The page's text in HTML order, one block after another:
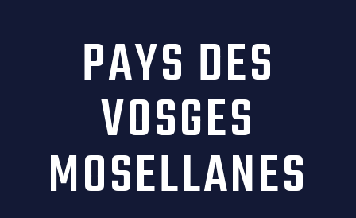
PAYS DES
VOSGES
MOSELLANES